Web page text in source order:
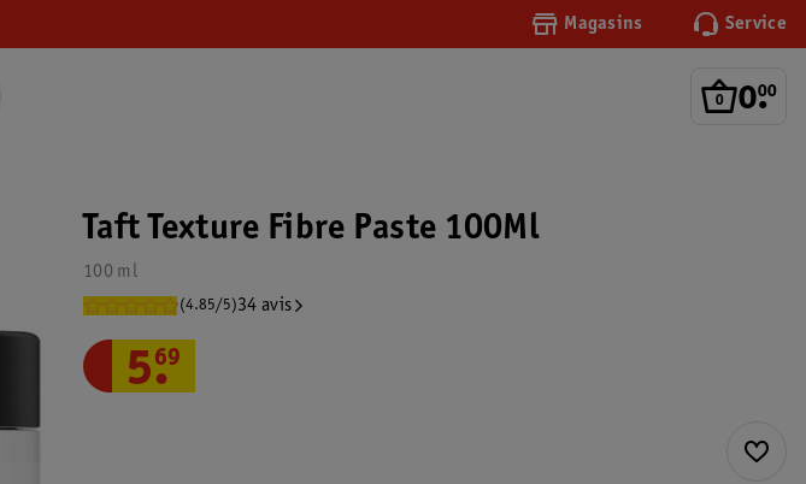
Magasins Service
0.
00
Taft Texture Fibre Paste 100Ml
100 ml
(4.85/5)34 avis
5.
69